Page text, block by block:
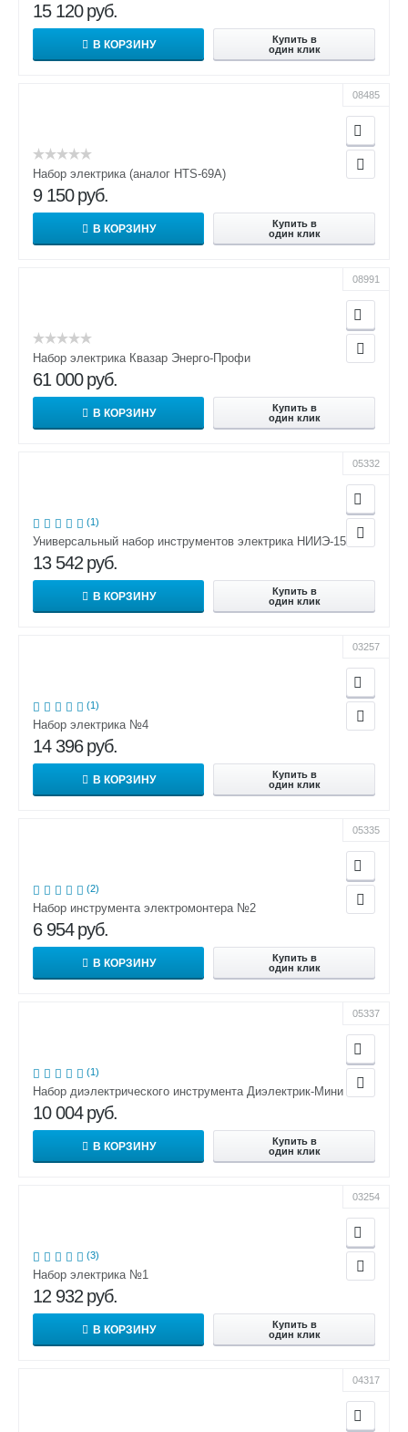
15 120 руб.
В КОРЗИНУ
Купить в
один клик
08485
Набор электрика (аналог HTS-69A)
9 150 руб.
В КОРЗИНУ
Купить в
один клик
08991
Набор электрика Квазар Энерго-Профи
61 000 руб.
В КОРЗИНУ
Купить в
один клик
05332
(1)
Универсальный набор инструментов электрика НИИЭ-15
13 542 руб.
В КОРЗИНУ
Купить в
один клик
03257
(1)
Набор электрика №4
14 396 руб.
В КОРЗИНУ
Купить в
один клик
05335
(2)
Набор инструмента электромонтера №2
6 954 руб.
В КОРЗИНУ
Купить в
один клик
05337
(1)
Набор диэлектрического инструмента Диэлектрик-Мини
10 004 руб.
В КОРЗИНУ
Купить в
один клик
03254
(3)
Набор электрика №1
12 932 руб.
В КОРЗИНУ
Купить в
один клик
04317